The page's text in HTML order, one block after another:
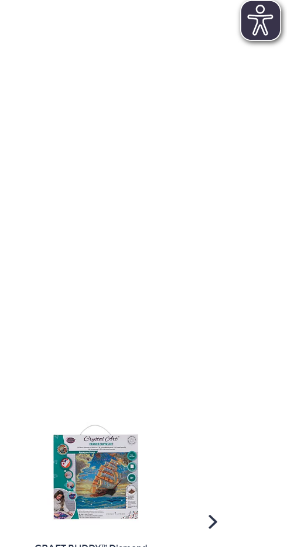
Scroll